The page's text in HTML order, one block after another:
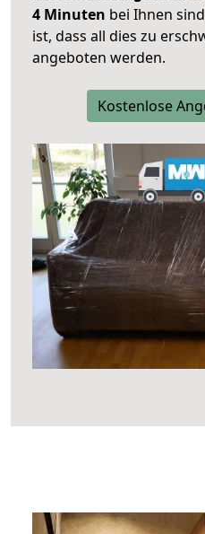
4 Minuten bei Ihnen
ist, dass all dies zu
angeboten werden.
Kostenlose